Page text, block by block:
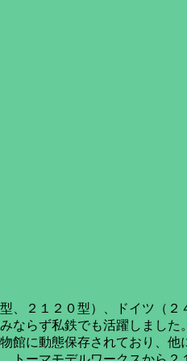
、２１２０型）、ドイツ（２
ならず私鉄でも活躍しまし
館に動態保存されており、